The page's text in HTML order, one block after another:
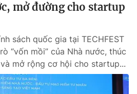
mở đường cho startup
sách quốc gia tại TECHFEST
“vốn mồi” của Nhà nước, thúc
mở rộng cơ hội cho startup...